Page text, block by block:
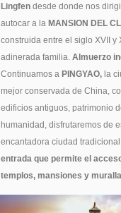
Lingfen desde donde nos
autocar a la MANSION DEL
construida entre el siglo XVII y
adinerada familia. Almuerzo
Continuamos a PINGYAO, la
mejor conservada de China,
edificios antiguos, patrimonio
humanidad, disfrutaremos de
encantadora ciudad
entrada que permite el
templos, mansiones y